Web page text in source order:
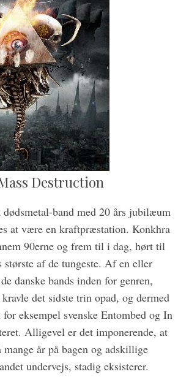
Destruction
dødsmetal-band med 20 års jubilæum
at være en kraftpræstation. Konkhra
90erne og frem til i dag, hørt til
største af de tungeste. Af en eller
danske bands inden for genren,
det sidste trin opad, og dermed
eksempel svenske Entombed og In
Alligevel er det imponerende, at
år på bagen og adskillige
undervejs, stadig eksisterer.